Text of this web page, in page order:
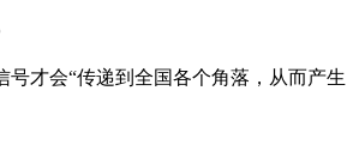
才会“传递到全国各个角落，从而产生